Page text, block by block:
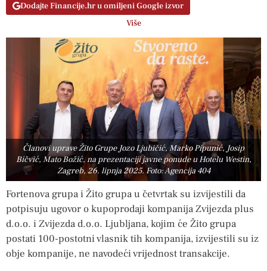
Dodajte Financije.hr u omiljeni Google izvor
Više
Članovi uprave Žito Grupe Jozo Ljubičić, Marko Pipunić, Josip
Bičvić, Mato Božić, na prezentaciji javne ponude u Hotelu Westin,
Zagreb, 26. lipnja 2025. Foto: Agencija 404
Fortenova grupa i Žito grupa u četvrtak su izvijestili da
potpisuju ugovor o kupoprodaji kompanija Zvijezda plus
d.o.o. i Zvijezda d.o.o. Ljubljana, kojim će Žito grupa
postati 100-postotni vlasnik tih kompanija, izvijestili su iz
obje kompanije, ne navodeći vrijednost transakcije.